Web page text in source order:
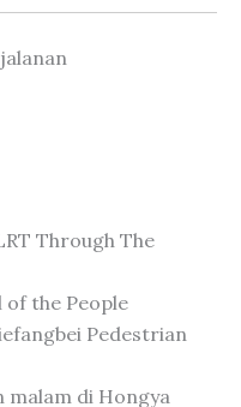
Through The
the People
Pedestrian
malam di Hongya